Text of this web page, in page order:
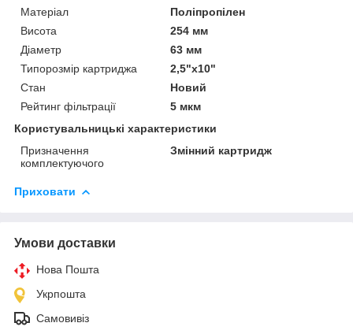
Матеріал
Поліпропілен
Висота
254 мм
Діаметр
63 мм
Типорозмір картриджа
2,5"х10"
Стан
Новий
Рейтинг фільтрації
5 мкм
Користувальницькі характеристики
Призначення
комплектуючого
Змінний картридж
Приховати
Умови доставки
Нова Пошта
Укрпошта
Самовивіз